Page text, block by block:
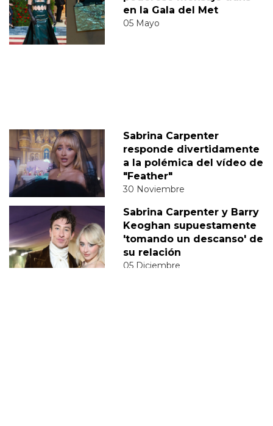
en la Gala del Met
05 Mayo
Sabrina Carpenter
responde divertidamente
a la polémica del vídeo de
"Feather"
30 Noviembre
Sabrina Carpenter y Barry
Keoghan supuestamente
'tomando un descanso' de
su relación
05 Diciembre